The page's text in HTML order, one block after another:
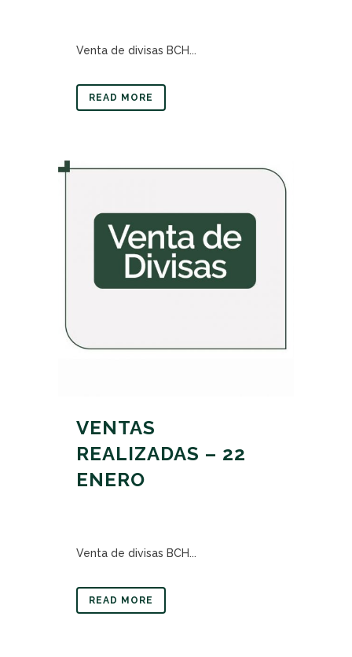
Venta de divisas BCH...
READ MORE
VENTAS
REALIZADAS – 22
ENERO
Venta de divisas BCH...
READ MORE